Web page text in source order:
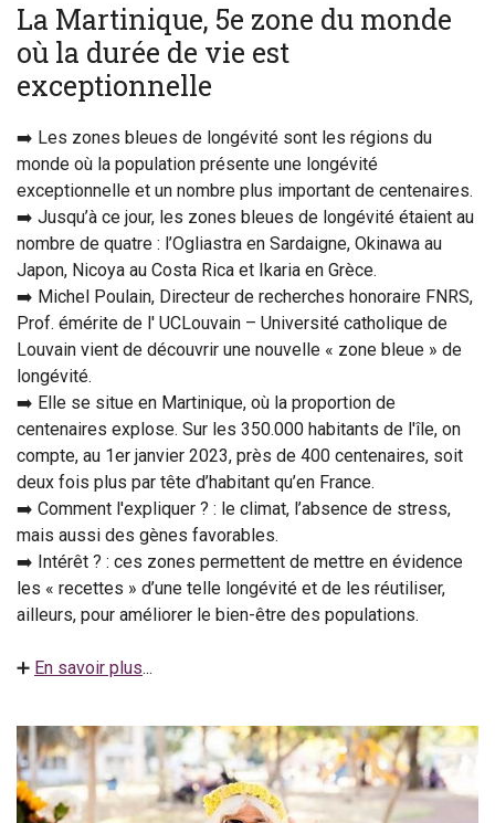
La Martinique, 5e zone du monde
où la durée de vie est
exceptionnelle
➡️ Les zones bleues de longévité sont les régions du
monde où la population présente une longévité
exceptionnelle et un nombre plus important de centenaires.
➡️ Jusqu’à ce jour, les zones bleues de longévité étaient au
nombre de quatre : l’Ogliastra en Sardaigne, Okinawa au
Japon, Nicoya au Costa Rica et Ikaria en Grèce.
➡️ Michel Poulain, Directeur de recherches honoraire FNRS,
Prof. émérite de l' UCLouvain – Université catholique de
Louvain vient de découvrir une nouvelle « zone bleue » de
longévité.
➡️ Elle se situe en Martinique, où la proportion de
centenaires explose. Sur les 350.000 habitants de l'île, on
compte, au 1er janvier 2023, près de 400 centenaires, soit
deux fois plus par tête d’habitant qu’en France.
➡️ Comment l'expliquer ? : le climat, l’absence de stress,
mais aussi des gènes favorables.
➡️ Intérêt ? : ces zones permettent de mettre en évidence
les « recettes » d’une telle longévité et de les réutiliser,
ailleurs, pour améliorer le bien-être des populations.
➕ En savoir plus...